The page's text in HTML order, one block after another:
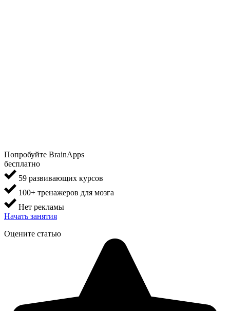
Попробуйте BrainApps
бесплатно
59 развивающих курсов
100+ тренажеров для мозга
Нет рекламы
Начать занятия
Оцените статью